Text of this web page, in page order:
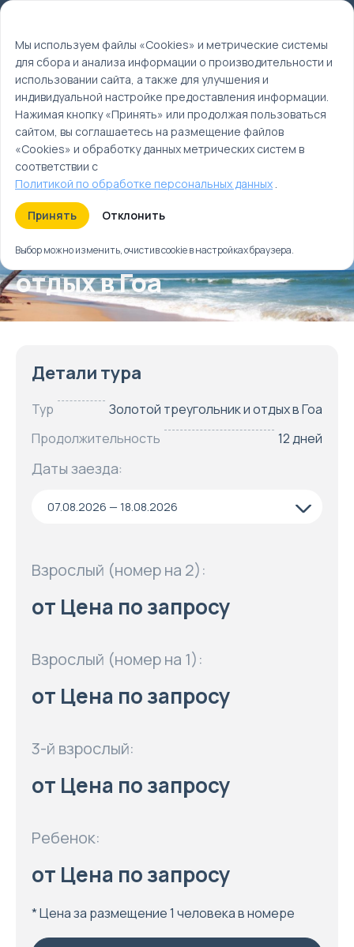
Главная
Туры
Золотой треугольник и отдых в Гоа
Золотой треугольник и
отдых в Гоа
Детали тура
Тур
Золотой треугольник и отдых в Гоа
Продолжительность
12 дней
Даты заезда:
07.08.2026 — 18.08.2026
Взрослый (номер на 2):
от Цена по запросу
Взрослый (номер на 1):
от Цена по запросу
3-й взрослый:
от Цена по запросу
Ребенок:
от Цена по запросу
* Цена за размещение 1 человека в номере
Мы используем файлы «Cookies» и метрические системы
для сбора и анализа информации о производительности и
использовании сайта, а также для улучшения и
индивидуальной настройке предоставления информации.
Нажимая кнопку «Принять» или продолжая пользоваться
сайтом, вы соглашаетесь на размещение файлов
«Cookies» и обработку данных метрических систем в
соответствии с
Политикой по обработке персональных данных.
Принять Отклонить
Выбор можно изменить, очистив cookie в настройках браузера.